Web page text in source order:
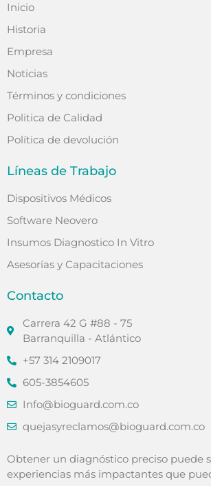
Inicio
Historia
Empresa
Noticias
Términos y condiciones
Politica de Calidad
Política de devolución
Líneas de Trabajo
Dispositivos Médicos
Software Neovero
Insumos Diagnostico In Vitro
Asesorías y Capacitaciones
Contacto
Carrera 42 G #88 - 75
Barranquilla - Atlántico
+57 314 2109017
605-3854605
Info@bioguard.com.co
quejasyreclamos@bioguard.com.co
Obtener un diagnóstico preciso puede
experiencias más impactantes que